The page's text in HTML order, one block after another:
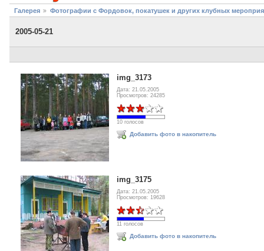
Галерея Фотографии с Фордовок, покатушек и других клубных
2005-05-21
img_3173
Дата: 21.05.2005
Просмотров: 24285
10 голосов
Добавить фото в накопитель
img_3175
Дата: 21.05.2005
Просмотров: 19628
11 голосов
Добавить фото в накопитель